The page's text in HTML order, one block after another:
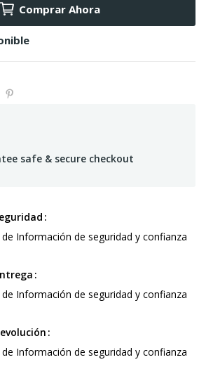
Comprar Ahora
safe & secure checkout
Información de seguridad y confianza
Información de seguridad y confianza
Información de seguridad y confianza